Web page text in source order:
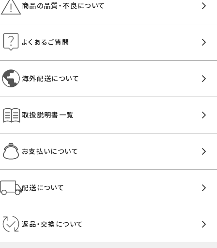
商品の品質・不良について
よくあるご質問
海外配送について
取扱説明書一覧
お支払いについて
配送について
返品・交換について